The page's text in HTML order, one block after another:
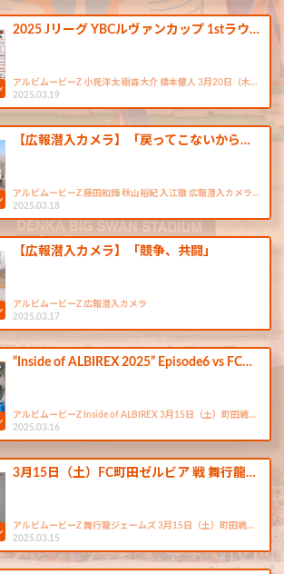
2025 Jリーグ YBCルヴァンカップ 1stラウ…
アルビムービーZ 小見洋太 樹森大介 橋本健人 3月20日（木…
2025.03.19
【広報潜入カメラ】「戻ってこないから…
アルビムービーZ 藤田和輝 秋山裕紀 入江徹 広報潜入カメラ…
2025.03.18
【広報潜入カメラ】「競争、共闘」
アルビムービーZ 広報潜入カメラ
2025.03.17
“Inside of ALBIREX 2025” Episode6 vs FC…
アルビムービーZ Inside of ALBIREX 3月15日（土）町田戦…
2025.03.16
3月15日（土）FC町田ゼルビア 戦 舞行龍…
アルビムービーZ 舞行龍ジェームズ 3月15日（土）町田戦…
2025.03.15